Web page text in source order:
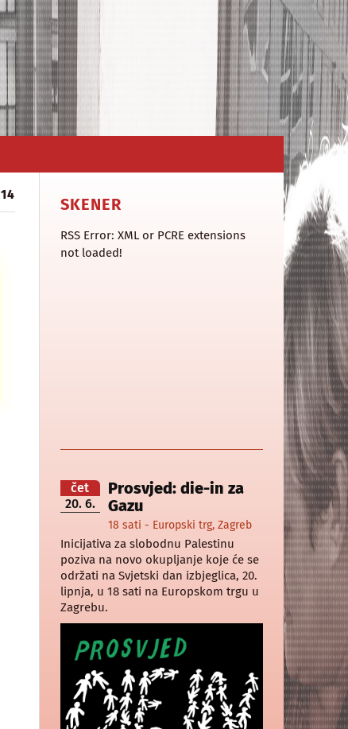
14 SKENER
RSS Error: XML or PCRE extensions
not loaded!
čet
20. 6.
Prosvjed: die-in za
Gazu
18 sati - Europski trg, Zagreb
Inicijativa za slobodnu Palestinu
poziva na novo okupljanje koje će se
održati na Svjetski dan izbjeglica, 20.
lipnja, u 18 sati na Europskom trgu u
Zagrebu.